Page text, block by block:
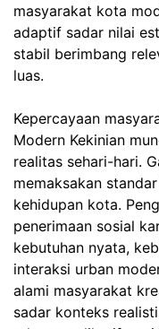
masyarakat kota
adaptif sadar nilai
stabil berimbang
luas.
Kepercayaan
Modern Kekinian
realitas sehari-hari.
memaksakan
kehidupan kota.
penerimaan sosial
kebutuhan nyata,
interaksi urban
alami masyarakat
sadar konteks